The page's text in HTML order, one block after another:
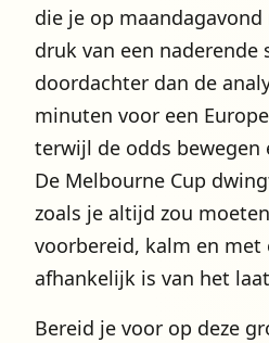
die je op
druk van een naderende
doordachter dan de
minuten voor een
terwijl de odds
De Melbourne Cup
zoals je altijd zou
voorbereid, kalm en met
afhankelijk is van het
Bereid je voor op deze